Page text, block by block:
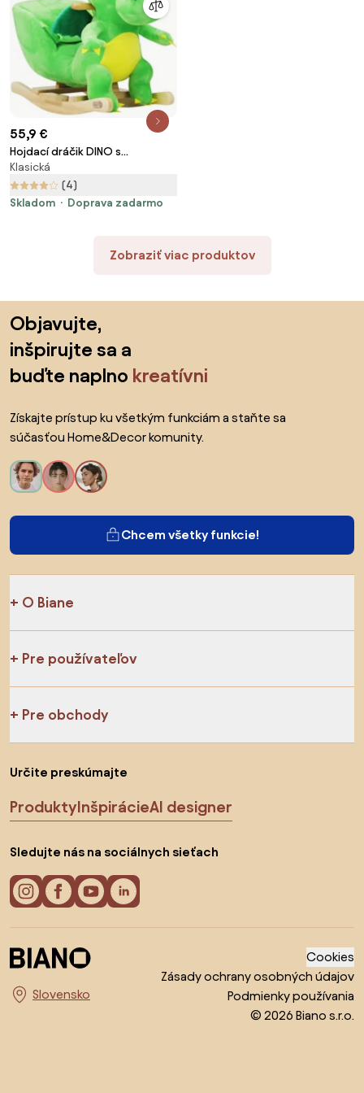
55,9 €
Hojdací dráčik DINO s
bezpečnostným pásom, zelená
Spielwerk
Klasická
(4)
Skladom
Doprava zadarmo
Zobraziť viac produktov
Objavujte,
inšpirujte sa a
buďte naplno kreatívni
Získajte prístup ku všetkým funkciám a staňte sa
súčasťou Home&Decor komunity.
Chcem všetky funkcie!
O Biane
Pre používateľov
Pre obchody
Určite preskúmajte
ProduktyInšpirácieAI designer
Sledujte nás na sociálnych sieťach
Vyberte krajinu
Cookies
Zásady ochrany osobných údajov
Podmienky používania
© 2026 Biano s.r.o.